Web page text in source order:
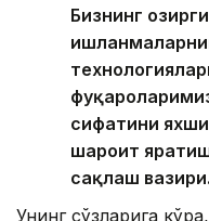
Бизнинг
сифатини
шароит
сақлаш вазири.
Унинг сўзларига